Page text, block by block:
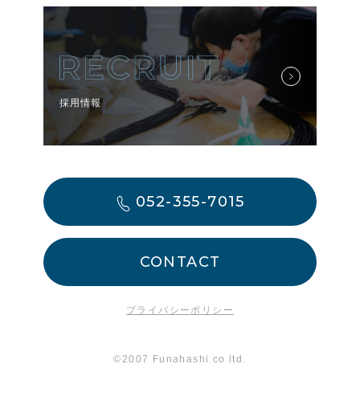
採用情報
052-355-7015
CONTACT
プライバシーポリシー
©2007 Funahashi co ltd.